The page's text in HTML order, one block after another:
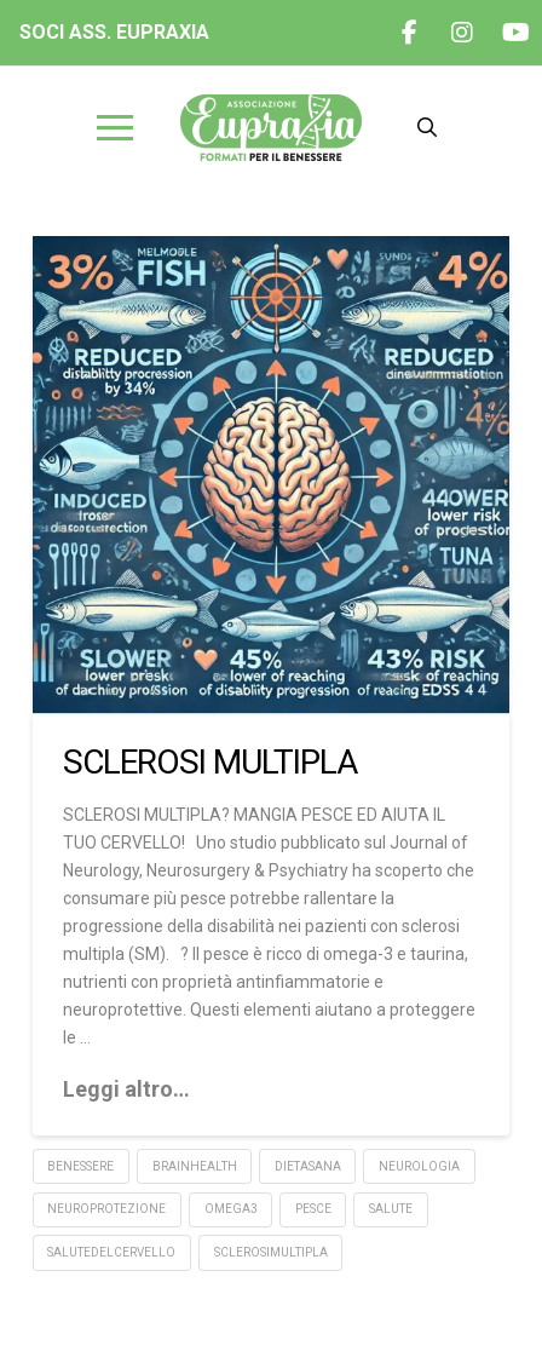
SOCI ASS. EUPRAXIA
SCLEROSI MULTIPLA
SCLEROSI MULTIPLA? MANGIA PESCE ED AIUTA IL
TUO CERVELLO! Uno studio pubblicato sul Journal of
Neurology, Neurosurgery & Psychiatry ha scoperto che
consumare più pesce potrebbe rallentare la
progressione della disabilità nei pazienti con sclerosi
multipla (SM). ? Il pesce è ricco di omega-3 e taurina,
nutrienti con proprietà antinfiammatorie e
neuroprotettive. Questi elementi aiutano a proteggere
le …
Leggi altro…
BENESSERE BRAINHEALTH DIETASANA NEUROLOGIA
NEUROPROTEZIONE OMEGA3 PESCE SALUTE
SALUTEDELCERVELLO SCLEROSIMULTIPLA